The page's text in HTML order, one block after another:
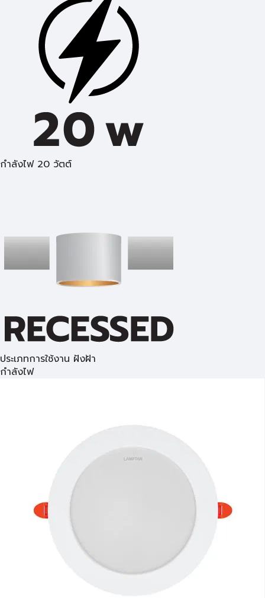
กำลังไฟ 20 วัตต์
ประเภทการใช้งาน ฝังฝ้า
กำลังไฟ